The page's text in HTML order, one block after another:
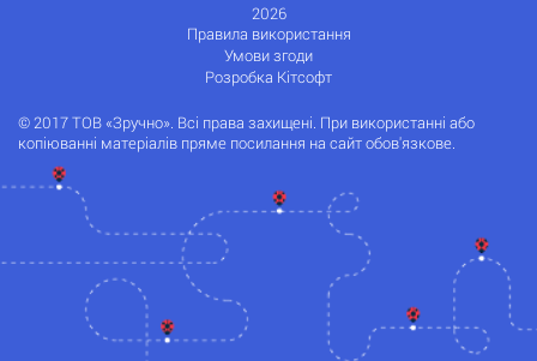
2026
Правила використання
Умови згоди
Розробка Кітсофт
© 2017 ТОВ «Зручно». Всі права захищені. При використанні або
копіюванні матеріалів пряме посилання на сайт обов'язкове.